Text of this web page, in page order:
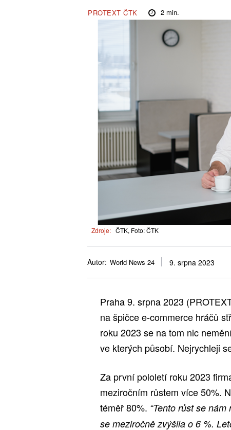
PROTEXT ČTK 2min.
Zdroje: ČTK, Foto: ČTK
Autor: World News 24 9. srpna 2023
Praha 9. srpna 2023
na špičce e-commerce hráčů
roku 2023 se na tom nic
ve kterých působí. Nejrychleji
Za první pololetí roku 2023
meziročním růstem více 50%.
téměř 80%. “Tento růst se
se meziročně zvýšila o 6 %.